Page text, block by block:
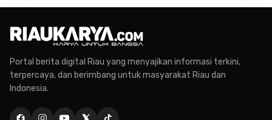
Portal berita digital Riau yang menyajikan informasi terkini,
terpercaya, dan berimbang untuk masyarakat Riau dan
Indonesia.